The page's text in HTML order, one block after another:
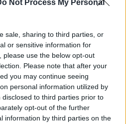
Not Process My Personal
sale, sharing to third parties, or
or sensitive information for
please use the below opt-out
Please note that after your
you may continue seeing
personal information utilized by
to third parties prior to
opt-out of the further
information by third parties on the
a friss hírekről a
Követem